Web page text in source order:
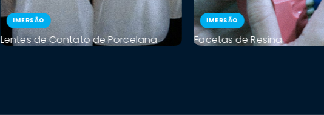
IMERSÃO
Lentes de Contato de Porcelana
IMERSÃO
Facetas de Resina